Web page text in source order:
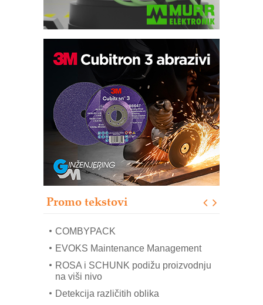
Promo tekstovi
Bezbednost na prvom mestu!
IB BLUMENAUER - više od 40 godina
poverenja u industriji
RMQ-TITAN ADVANCED INDICATOR
– Pametna signalizacija za efikasnije
upravljanje mašinama
Sigurnije ispitivanje transformatora u
solarnim elektranama i vetroparkovima
Pranje točkova na gradilištu- standard
modernog i odgovornog građenja
mrežnog pretvarača sa tečnim
COMBYPACK
EVOKS Maintenance Management
ROSA i SCHUNK podižu proizvodnju
na viši nivo
Detekcija različitih oblika